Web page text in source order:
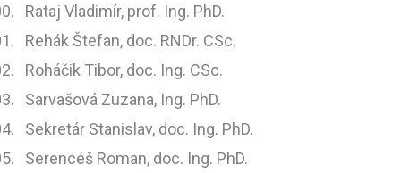
Rataj Vladimír, prof. Ing. PhD.
Rehák Štefan, doc. RNDr. CSc.
Roháčik Tibor, doc. Ing. CSc.
Sarvašová Zuzana, Ing. PhD.
Sekretár Stanislav, doc. Ing. PhD.
Serencéš Roman, doc. Ing. PhD.